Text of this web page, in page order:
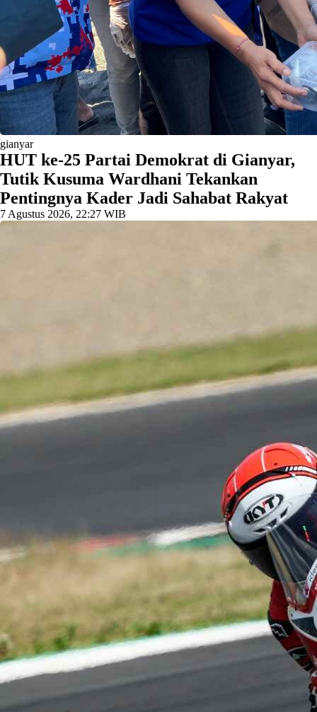
gianyar
HUT ke-25 Partai Demokrat di Gianyar,
Tutik Kusuma Wardhani Tekankan
Pentingnya Kader Jadi Sahabat Rakyat
7 Agustus 2026, 22:27 WIB